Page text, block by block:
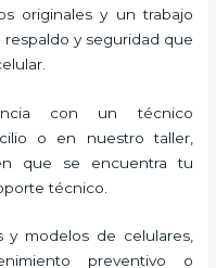
originales y un trabajo
y seguridad que
con un técnico
o en nuestro taller,
que se encuentra tu
técnico.
y modelos de celulares,
preventivo o